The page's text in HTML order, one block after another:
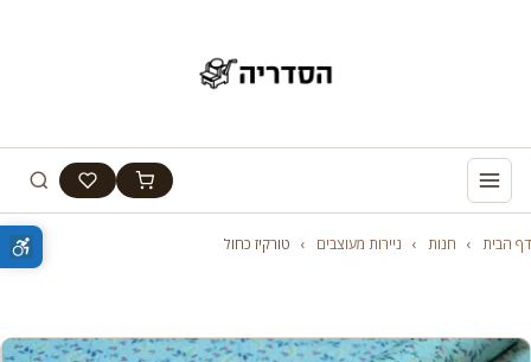
דף הבית › חנות › ניירות מעוצבים › טורקיז כחול